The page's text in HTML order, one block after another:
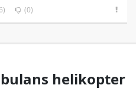
(0)
helikopter